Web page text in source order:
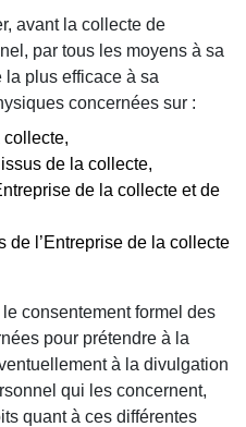
avant la collecte de
par tous les moyens à sa
plus efficace à sa
concernées sur :
collecte,
de la collecte,
de la collecte et de
de l’Entreprise de la collecte
le consentement formel des
pour prétendre à la
à la divulgation
qui les concernent,
quant à ces différentes